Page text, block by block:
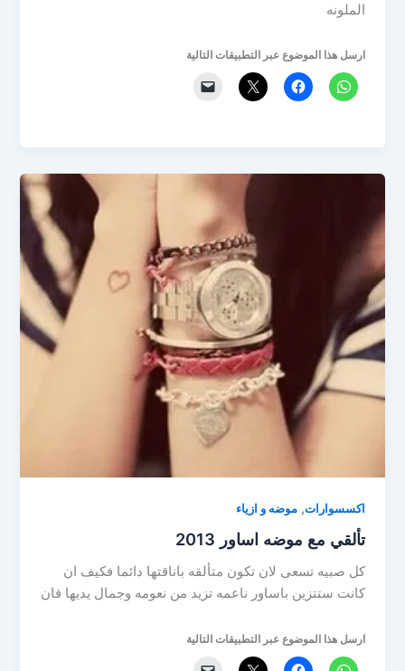
الملونه
ارسل هذا الموضوع عبر التطبيقات التالية
اكسسوارات,موضه و ازياء
تألقي مع موضه اساور 2013
كل صبيه تسعى لان تكون متألقه باناقتها دائما فكيف ان
كانت ستتزين باساور ناعمه تزيد من نعومه وجمال يديها فان
ارسل هذا الموضوع عبر التطبيقات التالية